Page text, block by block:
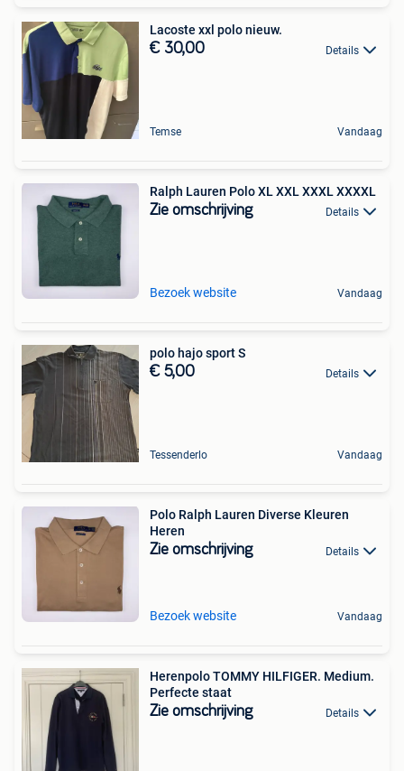
Lacoste xxl polo nieuw.
€ 30,00 Details
Temse Vandaag
Ralph Lauren Polo XL XXL XXXL XXXXL
Zie omschrijving Details
Bezoek website Vandaag
polo hajo sport S
€ 5,00 Details
Tessenderlo Vandaag
Polo Ralph Lauren Diverse Kleuren
Heren
Zie omschrijving Details
Bezoek website Vandaag
Herenpolo TOMMY HILFIGER. Medium.
Perfecte staat
Zie omschrijving Details